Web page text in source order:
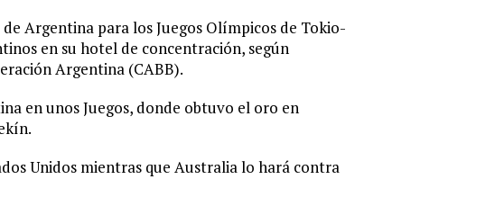
Argentina para los Juegos Olímpicos de Tokio-
en su hotel de concentración, según
Argentina (CABB).
en unos Juegos, donde obtuvo el oro en
Unidos mientras que Australia lo hará contra